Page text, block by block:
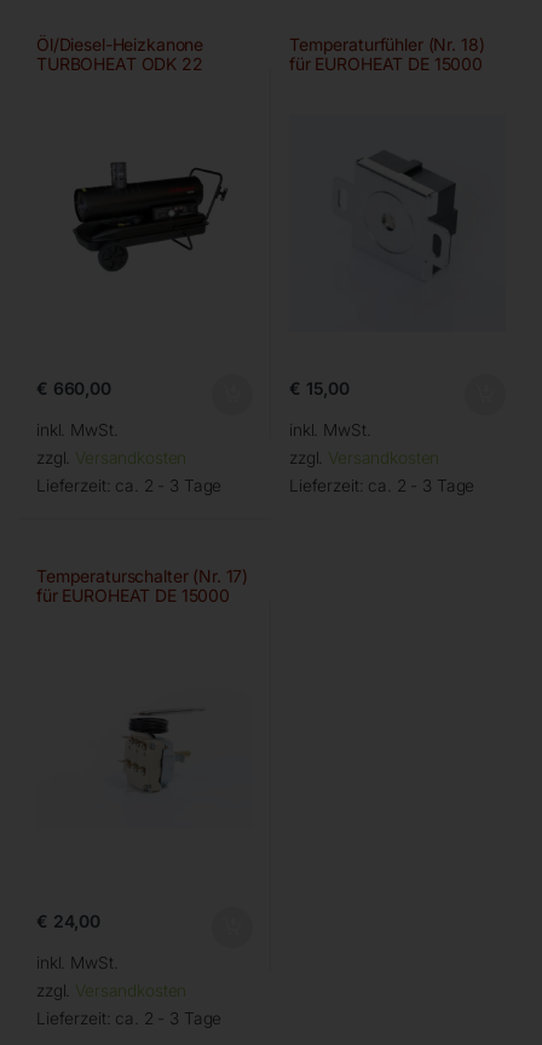
Öl/Diesel-Heizkanone
TURBOHEAT ODK 22
€ 660,00
inkl. MwSt.
zzgl. Versandkosten
Lieferzeit: ca. 2 - 3 Tage
Temperaturfühler (Nr. 18)
für EUROHEAT DE 15000
€ 15,00
inkl. MwSt.
zzgl. Versandkosten
Lieferzeit: ca. 2 - 3 Tage
Temperaturschalter (Nr. 17)
für EUROHEAT DE 15000
€ 24,00
inkl. MwSt.
zzgl. Versandkosten
Lieferzeit: ca. 2 - 3 Tage